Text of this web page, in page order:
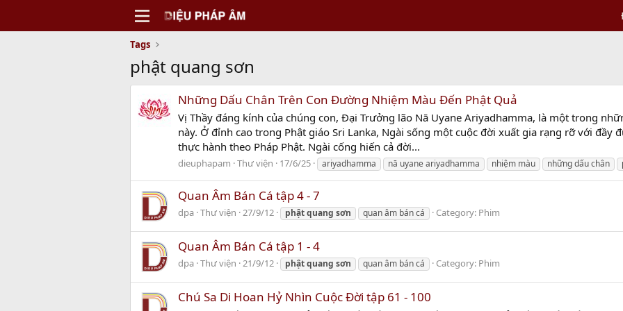
Tags
phật quang sơn
Những Dấu Chân Trên Con Đường Nhiệm Màu Đến Phật Quả
Vị Thầy đáng kính của chúng con, Đại Trưởng lão Nā Uyane Ariyadhamma, là một trong
này. Ở đỉnh cao trong Phật giáo Sri Lanka, Ngài sống một cuộc đời xuất gia rạng rỡ với đầy
thực hành theo Pháp Phật. Ngài cống hiến cả đời...
dieuphapam Thư viện 17/6/25 ariyadhamma nā uyane ariyadhamma nhiệm màu những dấu chân
Quan Âm Bán Cá tập 4 - 7
dpa Thư viện 27/9/12 phậtquang sơn quan âm bán cá Category: Phim
Quan Âm Bán Cá tập 1 - 4
dpa Thư viện 21/9/12 phậtquang sơn quan âm bán cá Category: Phim
Chú Sa Di Hoan Hỷ Nhìn Cuộc Đời tập 61 - 100